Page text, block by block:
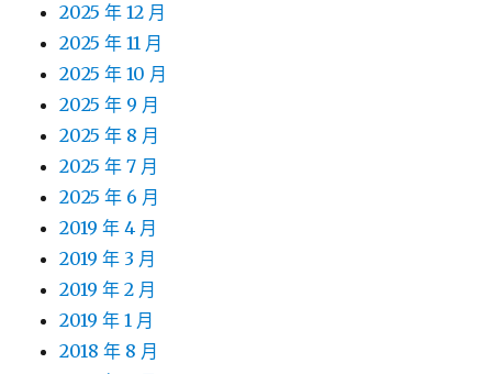
2025 年 12 月
2025 年 11 月
2025 年 10 月
2025 年 9 月
2025 年 8 月
2025 年 7 月
2025 年 6 月
2019 年 4 月
2019 年 3 月
2019 年 2 月
2019 年 1 月
2018 年 8 月